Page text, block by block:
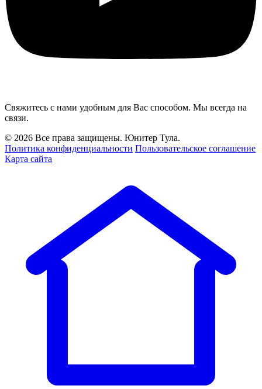
Свяжитесь с нами удобным для Вас способом. Мы всегда на
связи.
© 2026 Все права защищены. Юнитер Тула.
Политика конфиденциальности Пользовательское соглашение
Карта сайта